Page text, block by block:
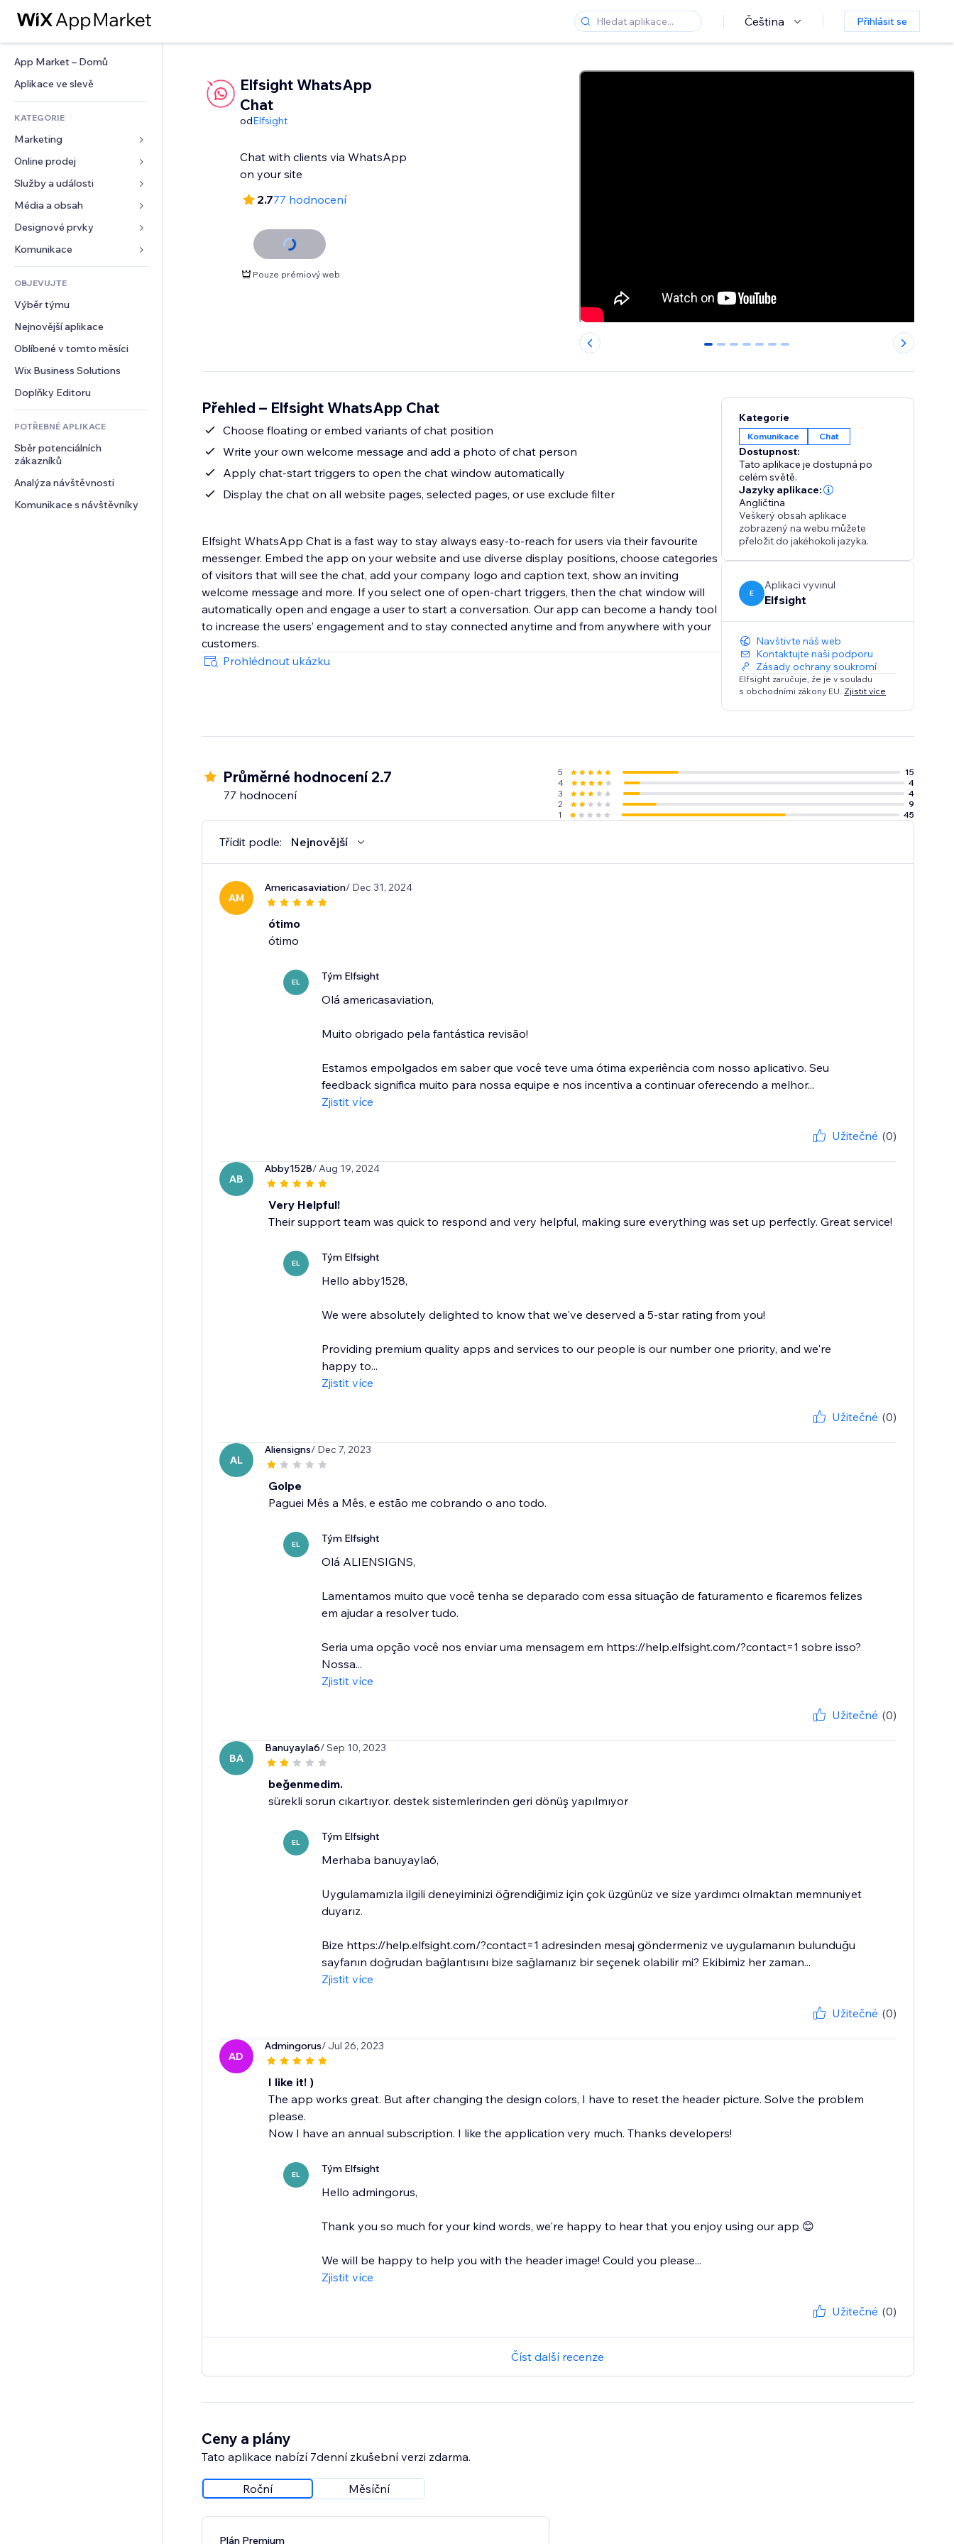
Čeština Přihlásit se
App Market – Domů
Aplikace ve slevě
KATEGORIE
Marketing
Reklamy
Mobilní zařízení
Analytika
Výpisy webu
E‑mail
Online prodej
Aplikace pro obchody
Doprava a doručení
Tlačítka pro prodej
Účetnictví
Kupóny a věrnostní programy
Skladování
Jídlo a nápoje
Služby a události
Ubytování
Události
Restaurace
Nemovitosti
Rezervace
Média a obsah
Galerie
Hudba
Podcasty
Fotografie
Video
PDF
Sdílení souborů
Novinky
Designové prvky
Mapy a navigace
Soukromí a bezpečnost
Hodiny
Šablony stránek
Efekty pro obrázky
Tlačítka a nabídky
Bannery a odznaky
Kalkulačky
Vyhledávání
Počasí
Tabulky a grafy
Formuláře
Ankety
Chat
Komentáře
Telefon
Komunita
Reference a recenze
CRM
OBJEVUJTE
Výběr týmu
Nejnovější aplikace
Oblíbené v tomto měsíci
Wix Business Solutions
Doplňky Editoru
POTŘEBNÉ APLIKACE
Sběr potenciálních
zákazníků
Analýza návštěvnosti
Komunikace s návštěvníky
Elfsight WhatsApp
Chat
odElfsight
Chat with clients via WhatsApp
2.777 hodnocení
Pouze prémiový web
0 1 2 3 4 5 6
Přehled – Elfsight WhatsApp Chat
Сhoose floating or embed variants of chat position
Write your own welcome message and add a photo of chat person
Apply chat-start triggers to open the chat window automatically
Display the chat on all website pages, selected pages, or use exclude filter
Elfsight WhatsApp Chat is a fast way to stay always easy-to-reach for users via their favourite
messenger. Embed the app on your website and use diverse display positions, choose categories
of visitors that will see the chat, add your company logo and caption text, show an inviting
welcome message and more. If you select one of open-chart triggers, then the chat window will
automatically open and engage a user to start a conversation. Our app can become a handy tool
to increase the users’ engagement and to stay connected anytime and from anywhere with your
customers.
Prohlédnout ukázku
Kategorie
Komunikace Chat
Dostupnost:
Tato aplikace je dostupná po
celém světě.
Jazyky aplikace:
Angličtina
Veškerý obsah aplikace
zobrazený na webu můžete
přeložit do jakéhokoli jazyka.
E
Aplikaci vyvinul
Elfsight
Navštivte náš web
Kontaktujte naši podporu
Zásady ochrany soukromí
Elfsight zaručuje, že je v souladu
s obchodními zákony EU. Zjistit více
Průměrné hodnocení 2.7
77 hodnocení
5
15
4
4
3
4
2
9
1
45
Třídit podle: Nejnovější
AM
Americasaviation/ Dec 31, 2024
ótimo
ótimo
EL Tým Elfsight
Olá americasaviation,
Muito obrigado pela fantástica revisão!
Estamos empolgados em saber que você teve uma ótima experiência com nosso aplicativo. Seu
feedback significa muito para nossa equipe e nos incentiva a continuar oferecendo a melhor...
Zjistit více
Užitečné (0)
AB
Abby1528/ Aug 19, 2024
Very Helpful!
Their support team was quick to respond and very helpful, making sure everything was set up perfectly. Great service!
EL Tým Elfsight
Hello abby1528,
We were absolutely delighted to know that we've deserved a 5-star rating from you!
Providing premium quality apps and services to our people is our number one priority, and we're
happy to...
Zjistit více
Užitečné (0)
AL
Aliensigns/ Dec 7, 2023
Golpe
Paguei Mês a Mês, e estão me cobrando o ano todo.
EL Tým Elfsight
Olá ALIENSIGNS,
Lamentamos muito que você tenha se deparado com essa situação de faturamento e ficaremos felizes
em ajudar a resolver tudo.
Seria uma opção você nos enviar uma mensagem em https://help.elfsight.com/?contact=1 sobre isso?
Nossa...
Zjistit více
Užitečné (0)
BA
Banuyayla6/ Sep 10, 2023
beğenmedim.
sürekli sorun cıkartıyor. destek sistemlerinden geri dönüş yapılmıyor
EL Tým Elfsight
​Merhaba banuyayla6,
Uygulamamızla ilgili deneyiminizi öğrendiğimiz için çok üzgünüz ve size yardımcı olmaktan memnuniyet
duyarız.
Bize https://help.elfsight.com/?contact=1 adresinden mesaj göndermeniz ve uygulamanın bulunduğu
sayfanın doğrudan bağlantısını bize sağlamanız bir seçenek olabilir mi? Ekibimiz her zaman...
Zjistit více
Užitečné (0)
AD
Admingorus/ Jul 26, 2023
I like it! )
The app works great. But after changing the design colors, I have to reset the header picture. Solve the problem
please.
Now I have an annual subscription. I like the application very much. Thanks developers!
EL Tým Elfsight
Hello admingorus,
Thank you so much for your kind words, we're happy to hear that you enjoy using our app 😊
We will be happy to help you with the header image! Could you please...
Zjistit více
Užitečné (0)
Číst další recenze
Ceny a plány
Tato aplikace nabízí 7denní zkušební verzi zdarma.
Roční Měsíční
Plán Premium